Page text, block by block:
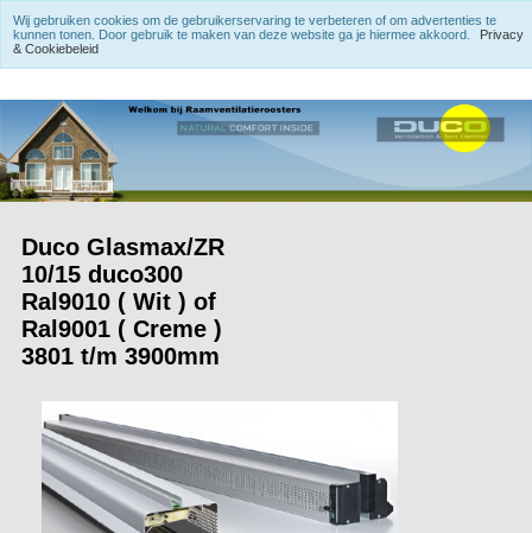
Duco Glasmax/ZR
10/15 duco300
Ral9010 ( Wit ) of
Ral9001 ( Creme )
3801 t/m 3900mm
Wij gebruiken cookies om de gebruikerservaring te verbeteren of om advertenties te
kunnen tonen. Door gebruik te maken van deze website ga je hiermee akkoord.
Privacy
& Cookiebeleid